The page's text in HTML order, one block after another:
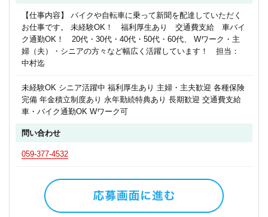
【仕事内容】 バイクや自転車に乗って新聞を配達していただく
お仕事です。 未経験OK！ 福利厚生あり 交通費支給 車バイ
ク通勤OK！ 20代・30代・40代・50代・60代、 Wワーク・主
婦（夫）・シニアの方々など幅広く活躍しています！ 担当：
中村迄
未経験OK シニア活躍中 福利厚生あり 主婦・主夫歓迎 各種保険
完備 年金積立制度あり 永年勤続特典あり 長期歓迎 交通費支給
車・バイク通勤OK Wワーク可
問い合わせ
059-377-4532